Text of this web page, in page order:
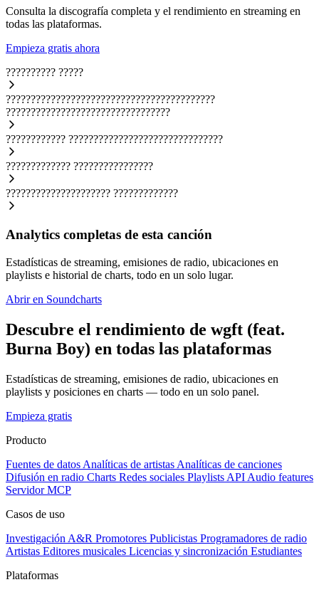
Consulta la discografía completa y el rendimiento en streaming en
todas las plataformas.
Empieza gratis ahora
?????????? ?????
??????????????????????????????????????????
?????????????????????????????????
???????????? ???????????????????????????????
????????????? ????????????????
????????????????????? ?????????????
Analytics completas de esta canción
Estadísticas de streaming, emisiones de radio, ubicaciones en
playlists e historial de charts, todo en un solo lugar.
Abrir en Soundcharts
Descubre el rendimiento de wgft (feat.
Burna Boy) en todas las plataformas
Estadísticas de streaming, emisiones de radio, ubicaciones en
playlists y posiciones en charts — todo en un solo panel.
Empieza gratis
Producto
Fuentes de datos Analíticas de artistas Analíticas de canciones
Difusión en radio Charts Redes sociales Playlists API Audio features
Servidor MCP
Casos de uso
Investigación A&R Promotores Publicistas Programadores de radio
Artistas Editores musicales Licencias y sincronización Estudiantes
Plataformas